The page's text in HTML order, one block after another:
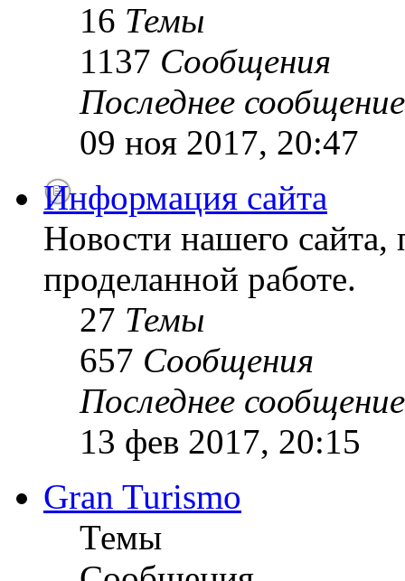
16 Темы
1137 Сообщения
Последнее сообщение
09 ноя 2017, 20:47
Информация сайта
Новости нашего
проделанной работе.
27 Темы
657 Сообщения
Последнее сообщение
13 фев 2017, 20:15
Gran Turismo
Темы